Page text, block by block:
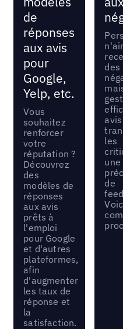
de
réponses
aux avis
pour
Google,
Yelp, etc.
Vous
souhaitez
renforcer
votre
réputation ?
Découvrez
des
modèles de
réponses
aux avis
prêts à
l'emploi
pour Google
et d'autres
plateformes,
afin
d'augmenter
les taux de
réponse et
la
satisfaction.
des
les
une
de